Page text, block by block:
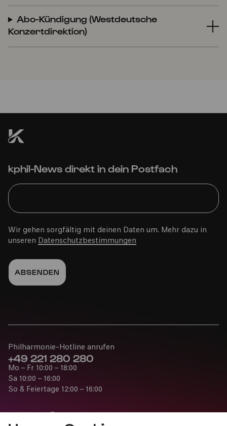
Abo-Kündigung (Westdeutsche
Konzertdirektion)
kphil-News direkt in dein Postfach
Wir gehen sorgfältig mit deinen Daten um. Mehr dazu in
unseren Datenschutzbestimmungen
Philharmonie-Hotline anrufen
+49 221 280 280
Mo – Fr 10:00 – 18:00
Sa 10:00 – 16:00
So & Feiertage 12:00 – 16:00